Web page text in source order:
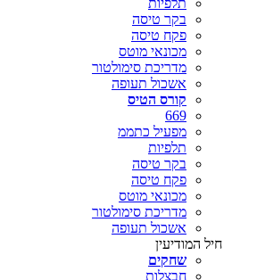
תלפיות
בקר טיסה
פקח טיסה
מכונאי מוטס
מדריכת סימולטור
אשכול תעופה
קורס הטיס
669
מפעיל כתממ
תלפיות
בקר טיסה
פקח טיסה
מכונאי מוטס
מדריכת סימולטור
אשכול תעופה
חיל המודיעין
שחקים
חבצלות